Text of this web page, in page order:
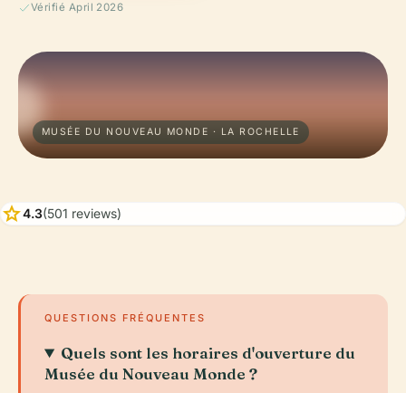
Vérifié April 2026
MUSÉE DU NOUVEAU MONDE · LA ROCHELLE
star4.3(501 reviews)
QUESTIONS FRÉQUENTES
Quels sont les horaires d'ouverture du
Musée du Nouveau Monde ?